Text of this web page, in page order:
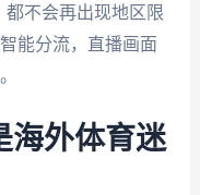
都不会再出现地区限
能分流，直播画面
海外体育迷